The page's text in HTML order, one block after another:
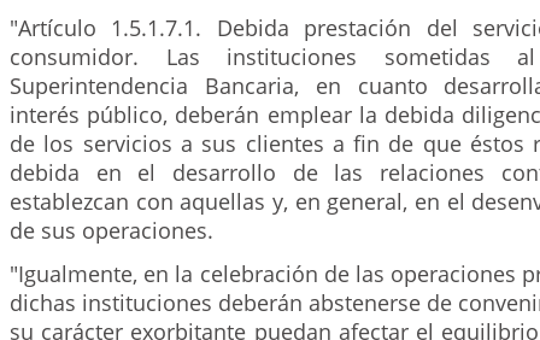
"Artículo 1.5.1.7.1. Debida prestación del
consumidor. Las instituciones
Superintendencia Bancaria, en cuanto
interés público, deberán emplear la debida
de los servicios a sus clientes a fin de que éstos
debida en el desarrollo de las relaciones
establezcan con aquellas y, en general, en el
de sus operaciones.
"Igualmente, en la celebración de las operaciones
dichas instituciones deberán abstenerse de
su carácter exorbitante puedan afectar el